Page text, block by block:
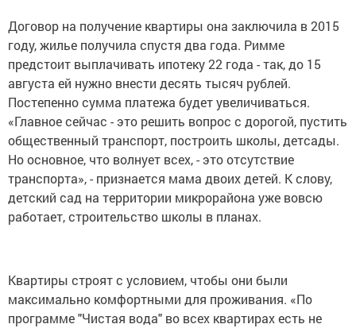
Договор на получение квартиры она заключила в 2015
году, жилье получила спустя два года. Римме
предстоит выплачивать ипотеку 22 года - так, до 15
августа ей нужно внести десять тысяч рублей.
Постепенно сумма платежа будет увеличиваться.
«Главное сейчас - это решить вопрос с дорогой, пустить
общественный транспорт, построить школы, детсады.
Но основное, что волнует всех, - это отсутствие
транспорта», - признается мама двоих детей. К слову,
детский сад на территории микрорайона уже вовсю
работает, строительство школы в планах.
Квартиры строят с условием, чтобы они были
максимально комфортными для проживания. «По
программе "Чистая вода" во всех квартирах есть не